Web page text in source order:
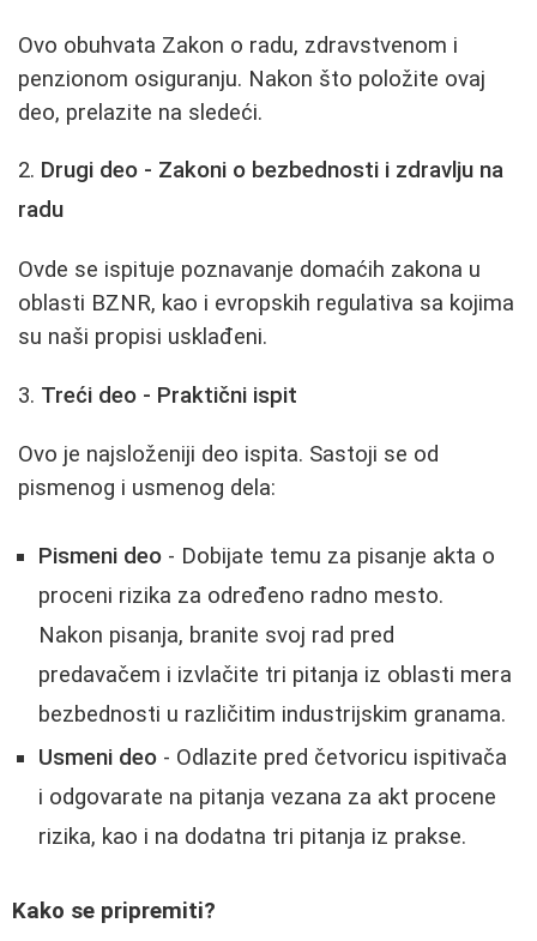
Ovo obuhvata Zakon o radu, zdravstvenom i
penzionom osiguranju. Nakon što položite ovaj
deo, prelazite na sledeći.
Drugi deo - Zakoni o bezbednosti i zdravlju na
radu
Ovde se ispituje poznavanje domaćih zakona u
oblasti BZNR, kao i evropskih regulativa sa kojima
su naši propisi usklađeni.
Treći deo - Praktični ispit
Ovo je najsloženiji deo ispita. Sastoji se od
pismenog i usmenog dela:
Pismeni deo - Dobijate temu za pisanje akta o
proceni rizika za određeno radno mesto.
Nakon pisanja, branite svoj rad pred
predavačem i izvlačite tri pitanja iz oblasti mera
bezbednosti u različitim industrijskim granama.
Usmeni deo - Odlazite pred četvoricu ispitivača
i odgovarate na pitanja vezana za akt procene
rizika, kao i na dodatna tri pitanja iz prakse.
Kako se pripremiti?